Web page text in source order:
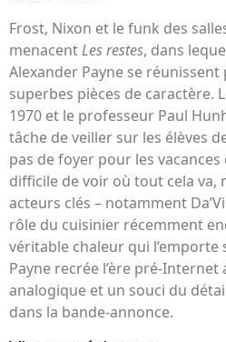
Frost, Nixon et le funk des
menacentLes restes, dans
Alexander Payne se
superbes pièces de caractère.
1970 et le professeur Paul
tâche de veiller sur les élèves
pas de foyer pour les vacances
difficile de voir où tout cela va,
acteurs clés – notamment
rôle du cuisinier récemment
véritable chaleur qui l’emporte
Payne recrée l’ère pré-
analogique et un souci du
dans la bande-annonce.